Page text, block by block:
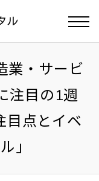
業・サービ
注目の1週
点とイベ
」